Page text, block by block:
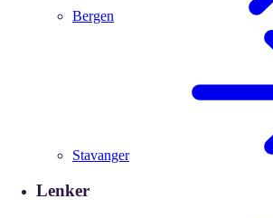
Bergen
Stavanger
Lenker